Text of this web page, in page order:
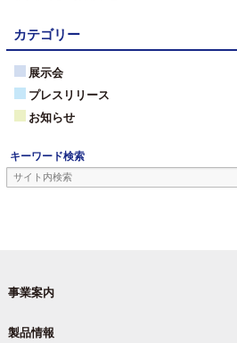
カテゴリー
お知らせ
プレスリリース
展示会
キーワード検索
事業案内
製品情報